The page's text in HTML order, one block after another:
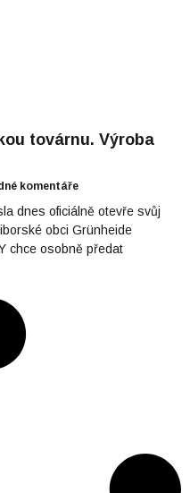
továrnu. Výroba
komentáře
dnes oficiálně otevře svůj
obci Grünheide
chce osobně předat